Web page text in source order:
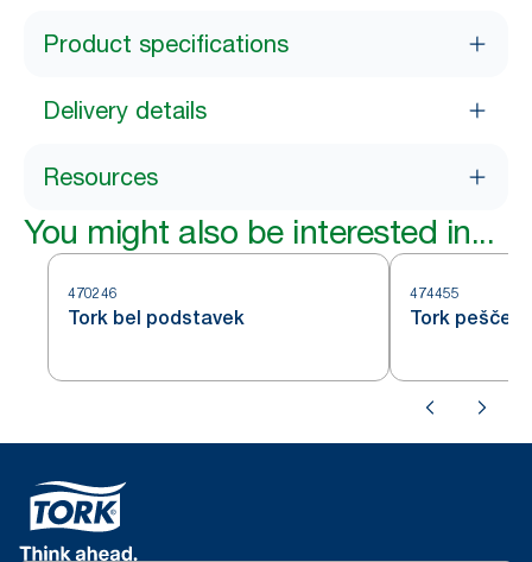
Product specifications
Delivery details
Resources
You might also be interested in...
470246
Tork bel podstavek
474455
Tork